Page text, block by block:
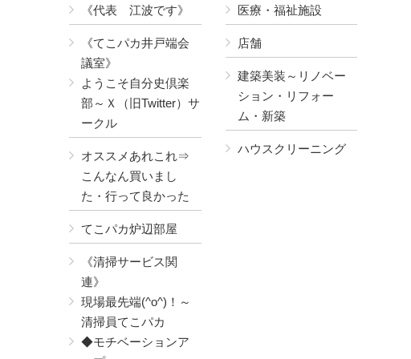
《代表 江波です》
《てこパカ井戸端会
議室》
ようこそ自分史倶楽
部～Ｘ（旧Twitter）サ
ークル
オススメあれこれ⇒
こんなん買いまし
た・行って良かった
てこパカ炉辺部屋
《清掃サービス関
連》
現場最先端(^o^)！～
清掃員てこパカ
◆モチベーションア
医療・福祉施設
店舗
建築美装～リノベー
ション・リフォー
ム・新築
ハウスクリーニング